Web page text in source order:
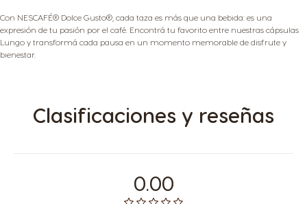
Con NESCAFÉ® Dolce Gusto®, cada taza es más que una bebida: es una
expresión de tu pasión por el café. Encontrá tu favorito entre nuestras cápsulas
Lungo y transformá cada pausa en un momento memorable de disfrute y
bienestar.
Clasificaciones y reseñas
0.00